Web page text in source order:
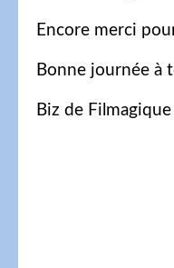
Encore merci
Bonne journée à
Biz de Filmagique